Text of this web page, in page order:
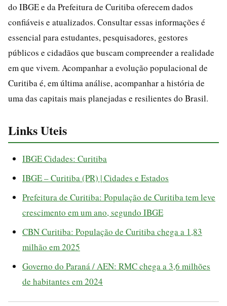
do IBGE e da Prefeitura de Curitiba oferecem dados
confiáveis e atualizados. Consultar essas informações é
essencial para estudantes, pesquisadores, gestores
públicos e cidadãos que buscam compreender a realidade
em que vivem. Acompanhar a evolução populacional de
Curitiba é, em última análise, acompanhar a história de
uma das capitais mais planejadas e resilientes do Brasil.
Links Uteis
IBGE Cidades: Curitiba
IBGE – Curitiba (PR) | Cidades e Estados
Prefeitura de Curitiba: População de Curitiba tem leve
crescimento em um ano, segundo IBGE
CBN Curitiba: População de Curitiba chega a 1,83
milhão em 2025
Governo do Paraná / AEN: RMC chega a 3,6 milhões
de habitantes em 2024